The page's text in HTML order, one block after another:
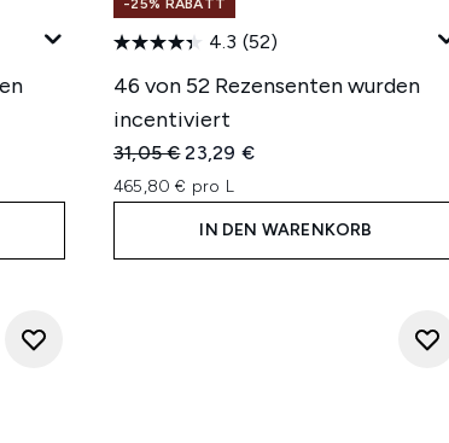
-25% RABATT
4.3 (52)
46 von 52 Rezensenten wurden
incentiviert
Unverbindliche Preisempfehlung:
31,05 €Aktueller Preis:
23,29 €
465,80 € pro L
IN DEN WARENKORB